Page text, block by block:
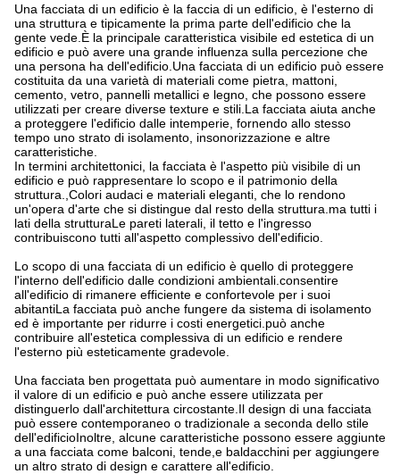
Una facciata di un edificio è la faccia di un edificio, è l'esterno di
una struttura e tipicamente la prima parte dell'edificio che la
gente vede.È la principale caratteristica visibile ed estetica di un
edificio e può avere una grande influenza sulla percezione che
una persona ha dell'edificio.Una facciata di un edificio può essere
costituita da una varietà di materiali come pietra, mattoni,
cemento, vetro, pannelli metallici e legno, che possono essere
utilizzati per creare diverse texture e stili.La facciata aiuta anche
a proteggere l'edificio dalle intemperie, fornendo allo stesso
tempo uno strato di isolamento, insonorizzazione e altre
caratteristiche.
In termini architettonici, la facciata è l'aspetto più visibile di un
edificio e può rappresentare lo scopo e il patrimonio della
struttura.,Colori audaci e materiali eleganti, che lo rendono
un'opera d'arte che si distingue dal resto della struttura.ma tutti i
lati della strutturaLe pareti laterali, il tetto e l'ingresso
contribuiscono tutti all'aspetto complessivo dell'edificio.
Lo scopo di una facciata di un edificio è quello di proteggere
l'interno dell'edificio dalle condizioni ambientali.consentire
all'edificio di rimanere efficiente e confortevole per i suoi
abitantiLa facciata può anche fungere da sistema di isolamento
ed è importante per ridurre i costi energetici.può anche
contribuire all'estetica complessiva di un edificio e rendere
l'esterno più esteticamente gradevole.
Una facciata ben progettata può aumentare in modo significativo
il valore di un edificio e può anche essere utilizzata per
distinguerlo dall'architettura circostante.Il design di una facciata
può essere contemporaneo o tradizionale a seconda dello stile
dell'edificioInoltre, alcune caratteristiche possono essere aggiunte
a una facciata come balconi, tende,e baldacchini per aggiungere
un altro strato di design e carattere all'edificio.